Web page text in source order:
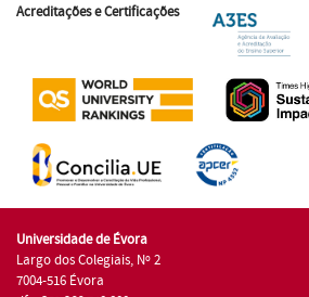
Acreditações e Certificações
Universidade de Évora
Largo dos Colegiais, Nº 2
7004-516 Évora